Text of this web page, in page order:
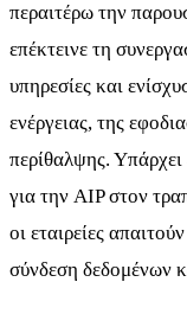
περαιτέρω την
επέκτεινε τη
υπηρεσίες και
ενέργειας, της
περίθαλψης.
για την AIP στον
οι εταιρείες
σύνδεση δεδομένων